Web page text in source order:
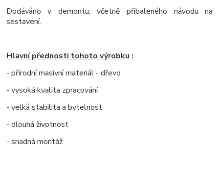
Dodáváno v demontu, včetně přibaleného návodu na
sestavení.
Hlavní přednosti tohoto výrobku :
- přírodní masivní materiál - dřevo
- vysoká kvalita zpracování
- velká stabilita a bytelnost
- dlouhá životnost
- snadná montáž